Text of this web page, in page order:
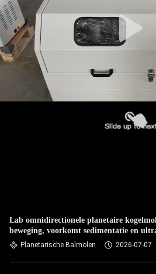
Lab omnidirectionele planetaire
beweging, voorkomt sedimentatie en
Planetarische Balmolen 2026-07-07